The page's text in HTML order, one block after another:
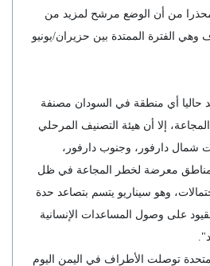
محذرا من أن الوضع مرشح لمزيد من
وهي الفترة الممتدة بين حزيران/يونيو
حاليا أي منطقة في السودان مصنفة
إلا أن هيئة التصنيف المرحلي
شمال دارفور، وجنوب دارفور،
مناطق معرضة لخطر المجاعة في ظل
وهو سيناريو يتسم بتصاعد حدة
على وصول المساعدات الإنسانية
توصلت الأطراف في اليمن اليوم